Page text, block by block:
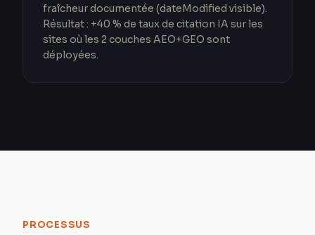
fraîcheur documentée (dateModified visible).
Résultat : +40 % de taux de citation IA sur les
sites où les 2 couches AEO+GEO sont
déployées.
PROCESSUS